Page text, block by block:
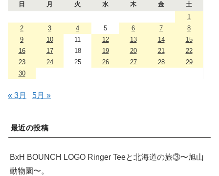
日 月 火 水 木 金
土
1
2
3 4 5 6 7
8
9
10 11 12 13 14
15
16
17 18 19 20 21
22
23
24 25 26 27 28
29
30
« 3月 5月 »
最近の投稿
BxH BOUNCH LOGO Ringer Teeと北海道の旅③〜旭山
動物園〜。